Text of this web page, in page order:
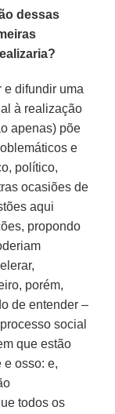
dessas
e difundir uma
à realização
apenas) põe
e
político,
ocasiões de
aqui
propondo
porém,
de entender –
social
que estão
e osso: e,
todos os